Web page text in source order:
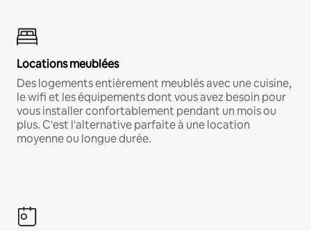
Locations meublées
Des logements entièrement meublés avec une cuisine,
le wifi et les équipements dont vous avez besoin pour
vous installer confortablement pendant un mois ou
plus. C'est l'alternative parfaite à une location
moyenne ou longue durée.